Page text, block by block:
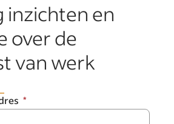
inzichten en
over de
van werk